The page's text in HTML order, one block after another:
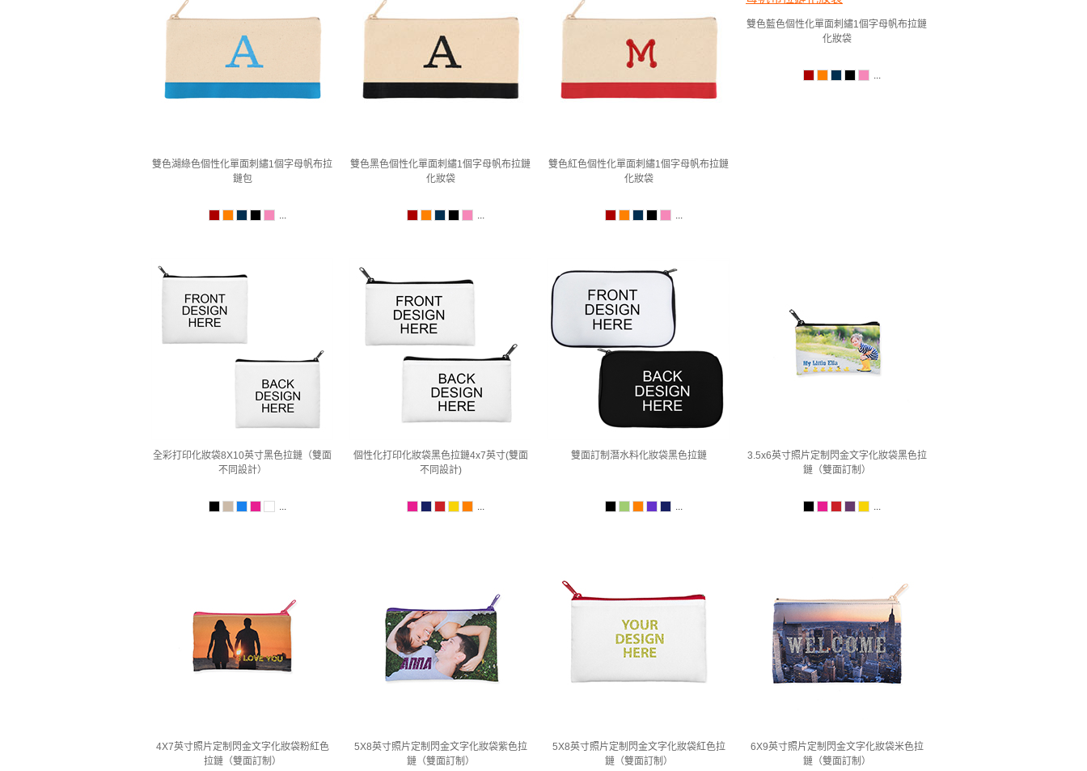
雙色湖綠色個性化單面刺繡1個字母帆布拉
鏈包
...
雙色黑色個性化單面刺繡1個字母帆布拉鏈
化妝袋
...
雙色紅色個性化單面刺繡1個字母帆布拉鏈
化妝袋
...
雙色藍色個性化單面刺繡1個字母帆布拉鏈
化妝袋
...
全彩打印化妝袋8X10英寸黑色拉鏈（雙面
不同設計）
...
個性化打印化妝袋黑色拉鏈4x7英寸(雙面
不同設計)
...
雙面訂制潛水料化妝袋黑色拉鏈
...
3.5x6英寸照片定制閃金文字化妝袋黑色拉
鏈（雙面訂制）
...
4X7英寸照片定制閃金文字化妝袋粉紅色
拉鏈（雙面訂制）
5X8英寸照片定制閃金文字化妝袋紫色拉
鏈（雙面訂制）
5X8英寸照片定制閃金文字化妝袋紅色拉
鏈（雙面訂制）
6X9英寸照片定制閃金文字化妝袋米色拉
鏈（雙面訂制）